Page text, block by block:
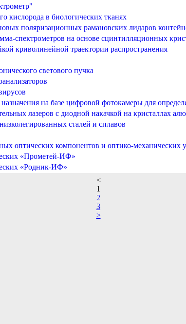
кислорода в биологических тканях
поляризационных рамановских лидаров
спектрометров на основе сцинтилляционных
криволинейной траектории распространения
светового пучка
на базе цифровой фотокамеры для
лазеров с диодной накачкой на кристаллах
сталей и сплавов
оптических компонентов и оптико-механических
«Прометей-ИФ»
«Родник-ИФ»
<
1
2
3
>